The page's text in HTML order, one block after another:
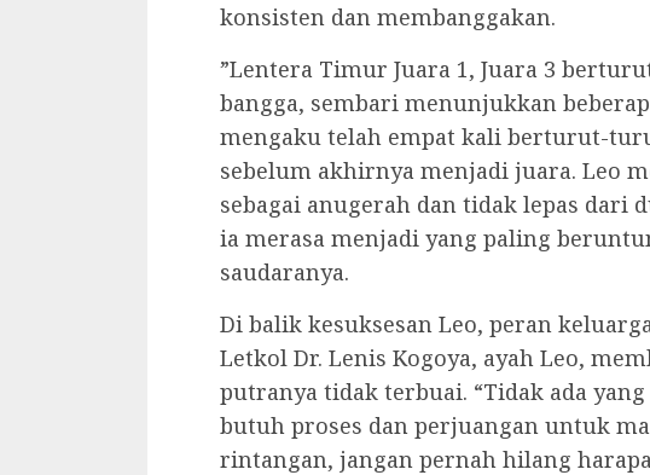
konsisten dan membanggakan.
‎”Lentera Timur Juara 1, Juara 3
bangga, sembari menunjukkan
mengaku telah empat kali berturut-
sebelum akhirnya menjadi juara. Leo
sebagai anugerah dan tidak lepas dari
ia merasa menjadi yang paling
saudaranya.
‎Di balik kesuksesan Leo, peran
Letkol Dr. Lenis Kogoya, ayah Leo,
putranya tidak terbuai. “Tidak ada
butuh proses dan perjuangan untuk
rintangan, jangan pernah hilang